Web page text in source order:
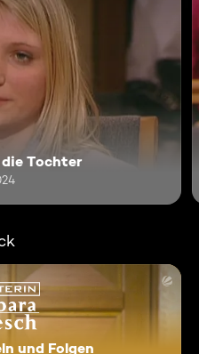
Tochter
und Folgen